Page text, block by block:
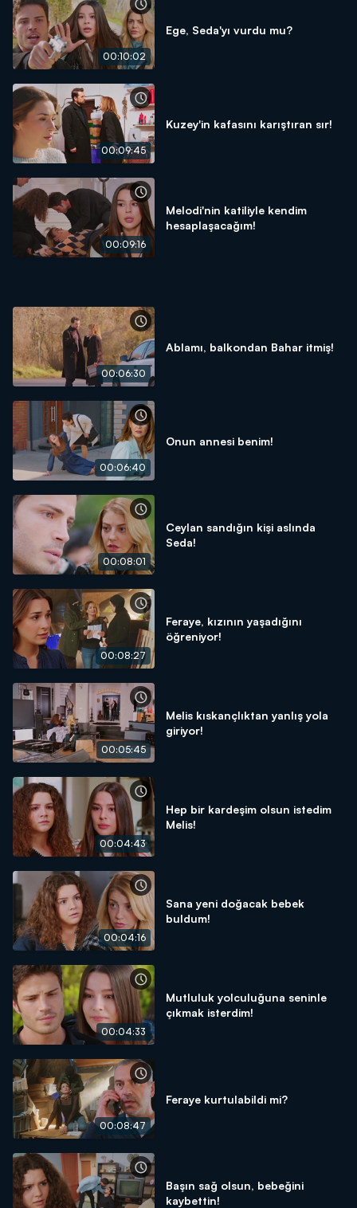
00:10:02
Ege, Seda'yı vurdu mu?
00:09:45
Kuzey'in kafasını karıştıran sır!
00:09:16
Melodi'nin katiliyle kendim
hesaplaşacağım!
00:06:30
Ablamı, balkondan Bahar itmiş!
00:06:40
Onun annesi benim!
00:08:01
Ceylan sandığın kişi aslında
Seda!
00:08:27
Feraye, kızının yaşadığını
öğreniyor!
00:05:45
Melis kıskançlıktan yanlış yola
giriyor!
00:04:43
Hep bir kardeşim olsun istedim
Melis!
00:04:16
Sana yeni doğacak bebek
buldum!
00:04:33
Mutluluk yolculuğuna seninle
çıkmak isterdim!
00:08:47
Feraye kurtulabildi mi?
Başın sağ olsun, bebeğini
kaybettin!